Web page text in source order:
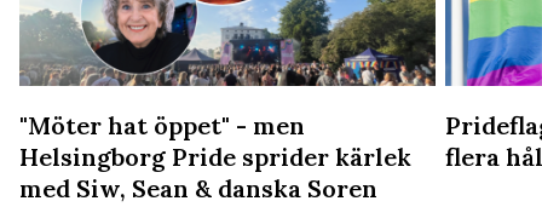
"Möter hat öppet" - men
Helsingborg Pride sprider kärlek
med Siw, Sean & danska Soren
flera